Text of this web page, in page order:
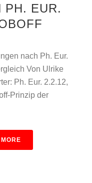
PH. EUR.
nach Ph. Eur.
Von Ulrike
Ph. Eur. 2.2.12,
Prinzip der